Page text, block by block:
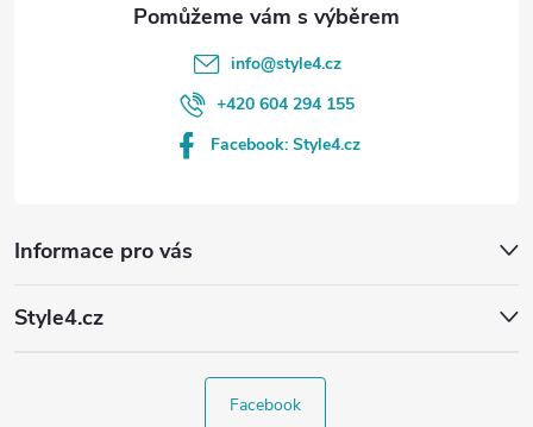
Informace pro vás
Style4.cz
info@style4.cz
+420 604 294 155
Facebook: Style4.cz
Facebook